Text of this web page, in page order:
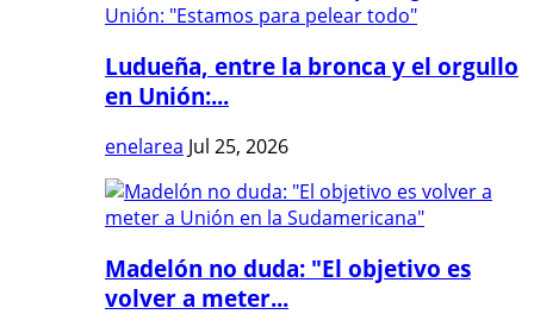
Ludueña, entre la bronca y el orgullo
en Unión:...
enelarea Jul 25, 2026
Madelón no duda: "El objetivo es
volver a meter...